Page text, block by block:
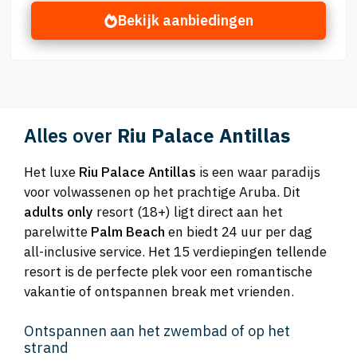
Bekijk aanbiedingen
Alles over Riu Palace Antillas
Het luxe Riu Palace Antillas is een waar paradijs
voor volwassenen op het prachtige Aruba. Dit
adults only resort (18+) ligt direct aan het
parelwitte Palm Beach en biedt 24 uur per dag
all-inclusive service. Het 15 verdiepingen tellende
resort is de perfecte plek voor een romantische
vakantie of ontspannen break met vrienden.
Ontspannen aan het zwembad of op het
strand